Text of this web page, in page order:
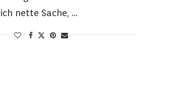
nette Sache, …